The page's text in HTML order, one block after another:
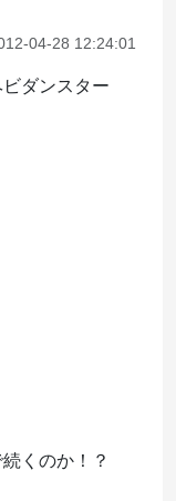
04-28 12:24:01
ダンスター
くのか！？